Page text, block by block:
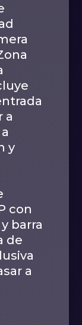
a
y
con
barra
de
a